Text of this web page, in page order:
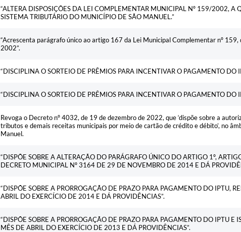
“ALTERA DISPOSIÇÕES DA LEI COMPLEMENTAR MUNICIPAL Nº 159/2002, A
SISTEMA TRIBUTÁRIO DO MUNICÍPIO DE SÃO MANUEL.”
“Acrescenta parágrafo único ao artigo 167 da Lei Municipal Complementar nº 159,
2002”.
“DISCIPLINA O SORTEIO DE PRÊMIOS PARA INCENTIVAR O PAGAMENTO DO
“DISCIPLINA O SORTEIO DE PRÊMIOS PARA INCENTIVAR O PAGAMENTO DO
Revoga o Decreto nº 4032, de 19 de dezembro de 2022, que ‘dispõe sobre a
tributos e demais receitas municipais por meio de cartão de crédito e débito’, no
Manuel.
“DISPÕE SOBRE A ALTERAÇÃO DO PARÁGRAFO ÚNICO DO ARTIGO 1º,
DECRETO MUNICIPAL Nº 3164 DE 29 DE NOVEMBRO DE 2014 E DÁ
“DISPÕE SOBRE A PRORROGAÇÃO DE PRAZO PARA PAGAMENTO DO IPTU,
ABRIL DO EXERCÍCIO DE 2014 E DÁ PROVIDÊNCIAS”.
“DISPÕE SOBRE A PRORROGAÇÃO DE PRAZO PARA PAGAMENTO DO IPTU E
MÊS DE ABRIL DO EXERCÍCIO DE 2013 E DÁ PROVIDÊNCIAS”.